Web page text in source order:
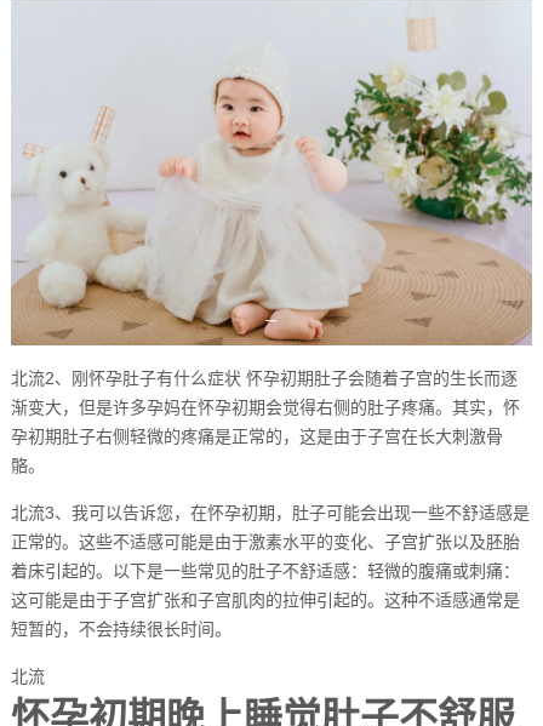
北流2、刚怀孕肚子有什么症状 怀孕初期肚子会随着子宫的生长而逐
渐变大，但是许多孕妈在怀孕初期会觉得右侧的肚子疼痛。其实，怀
孕初期肚子右侧轻微的疼痛是正常的，这是由于子宫在长大刺激骨
骼。
北流3、我可以告诉您，在怀孕初期，肚子可能会出现一些不舒适感是
正常的。这些不适感可能是由于激素水平的变化、子宫扩张以及胚胎
着床引起的。以下是一些常见的肚子不舒适感：轻微的腹痛或刺痛：
这可能是由于子宫扩张和子宫肌肉的拉伸引起的。这种不适感通常是
短暂的，不会持续很长时间。
北流
怀孕初期晚上睡觉肚子不舒服